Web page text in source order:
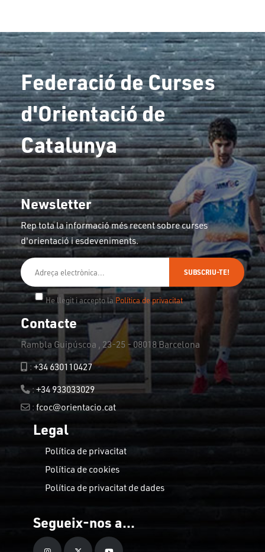
Federació de Curses
d'Orientació de
Catalunya
Newsletter
Rep tota la informació més recent sobre curses
d'orientació i esdeveniments.
SUBSCRIU-TE!
He llegit i accepto la Política de privacitat
Contacte
Rambla Guipúscoa , 23-25 - 08018 Barcelona
:+34 630110427
:+34 933033029
: fcoc@orientacio.cat
Legal
Política de privacitat
Política de cookies
Política de privacitat de dades
Segueix-nos a...